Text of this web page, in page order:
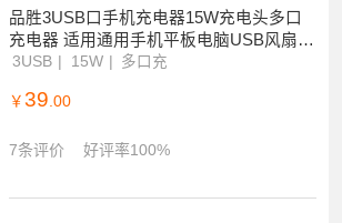
品胜3USB口手机充电器15W充电头多口
充电器 适用通用手机平板电脑USB风扇加
湿器LED灯蓝牙音箱等插头
3USB 15W 多口充
￥ 39 .00
7条评价 好评率100%